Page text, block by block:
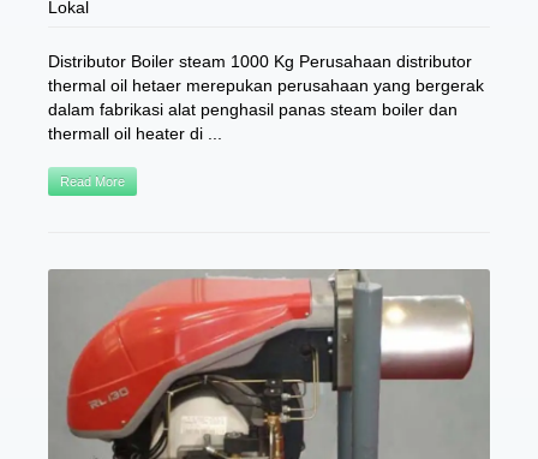
Lokal
Distributor Boiler steam 1000 Kg Perusahaan distributor
thermal oil hetaer merepukan perusahaan yang bergerak
dalam fabrikasi alat penghasil panas steam boiler dan
thermall oil heater di ...
Read More